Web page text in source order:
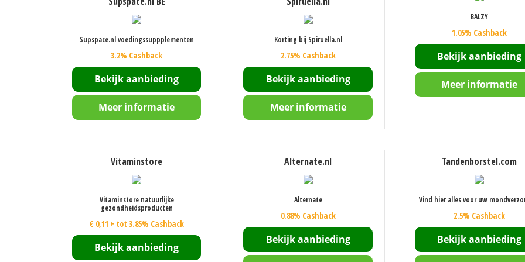
Supspace.nl voedingssuppplementen
3.2% Cashback
Bekijk aanbieding
Meer informatie
Korting bij Spiruella.nl
2.75% Cashback
Bekijk aanbieding
Meer informatie
BALZY
1.05% Cashback
Bekijk aanbieding
Meer informatie
Vitaminstore
Vitaminstore natuurlijke
gezondheidsproducten
€ 0,11 + tot 3.85% Cashback
Bekijk aanbieding
Alternate.nl
Alternate
0.88% Cashback
Bekijk aanbieding
Tandenborstel.com
Vind hier alles voor uw
2.5% Cashback
Bekijk aanbieding